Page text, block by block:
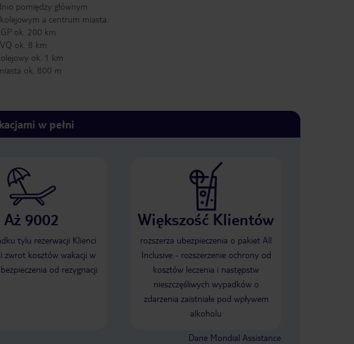
pomiędzy głównym
a centrum miasta.
ok. 200 km
ok. 8 km
ok. 1 km
ok. 800 m
w pełni
Aż 9002
tylu rezerwacji Klienci
zwrot kosztów wakacji w
od rezygnacji
Większość Klientów
rozszerza ubezpieczenia o pakiet All
Inclusive - rozszerzenie ochrony od
kosztów leczenia i następstw
nieszczęśliwych wypadków o
zdarzenia zaistniałe pod wpływem
alkoholu
Dane Mondial Assistance